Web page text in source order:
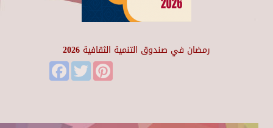
رمضان في صندوق التنمية الثقافية 2026
FacebookTwitter